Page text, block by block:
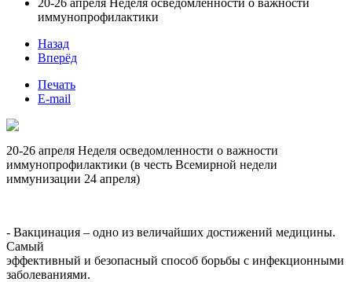
20-26 апреля Неделя осведомленности о важности
иммунопрофилактики
Назад
Вперёд
Печать
E-mail
20-26 апреля Неделя осведомленности о важности
иммунопрофилактики (в честь Всемирной недели
иммунизации 24 апреля)
- Вакцинация – одно из величайших достижений медицины.
Самый
эффективный и безопасный способ борьбы с инфекционными
заболеваниями.